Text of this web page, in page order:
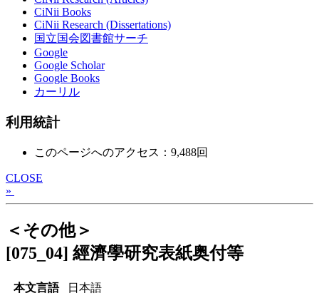
CiNii Books
CiNii Research (Dissertations)
国立国会図書館サーチ
Google
Google Scholar
Google Books
カーリル
利用統計
このページへのアクセス：9,488回
CLOSE
»
＜その他＞
[075_04] 經濟學研究表紙奥付等
本文言語 日本語